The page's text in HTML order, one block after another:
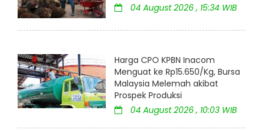
04 August 2026 , 15:34 WIB
Harga CPO KPBN Inacom
Menguat ke Rp15.650/Kg, Bursa
Malaysia Melemah akibat
Prospek Produksi
04 August 2026 , 10:03 WIB